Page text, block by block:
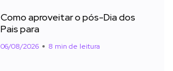
Como aproveitar o pós-Dia dos
Pais para
06/08/2026 8 min de leitura